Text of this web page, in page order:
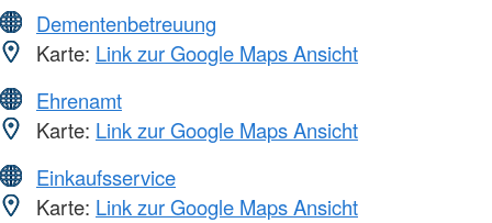
Dementenbetreuung
Karte: Link zur Google Maps Ansicht
Ehrenamt
Karte: Link zur Google Maps Ansicht
Einkaufsservice
Karte: Link zur Google Maps Ansicht